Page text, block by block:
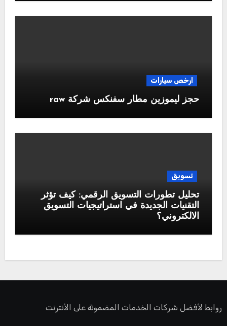
ارخص سيارات
حجز ليموزين مطار سفنكس شركة raw
تسويق
تحليل تطورات التسويق الرقمي: كيف تؤثر
التقنيات الجديدة في استراتيجيات التسويق
الالكتروني؟
روابط لأفضل شركات الخدمات المضمونة على الأنترنت